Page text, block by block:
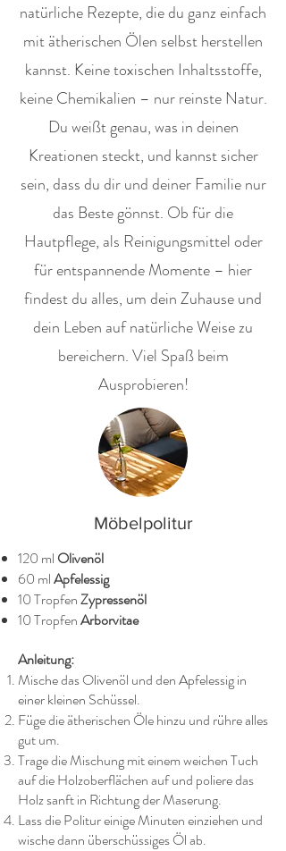
natürliche Rezepte, die du ganz einfach
mit ätherischen Ölen selbst herstellen
kannst. Keine toxischen Inhaltsstoffe,
keine Chemikalien – nur reinste Natur.
Du weißt genau, was in deinen
Kreationen steckt, und kannst sicher
sein, dass du dir und deiner Familie nur
das Beste gönnst. Ob für die
Hautpflege, als Reinigungsmittel oder
für entspannende Momente – hier
findest du alles, um dein Zuhause und
dein Leben auf natürliche Weise zu
bereichern. Viel Spaß beim
Ausprobieren!
Möbelpolitur
120 ml Olivenöl
60 mlApfelessig
10 TropfenZypressenöl
10 TropfenArborvitae
Anleitung:
Mische das Olivenöl und den Apfelessig in
einer kleinen Schüssel.
Füge die ätherischen Öle hinzu und rühre alles
gut um.
Trage die Mischung mit einem weichen Tuch
auf die Holzoberflächen auf und poliere das
Holz sanft in Richtung der Maserung.
Lass die Politur einige Minuten einziehen und
wische dann überschüssiges Öl ab.